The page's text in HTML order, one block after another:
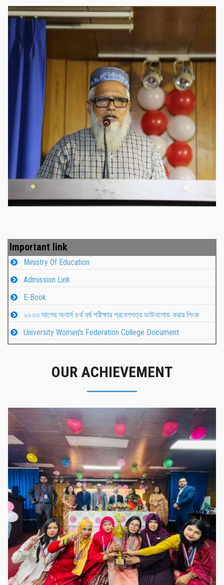
নবীনবরণ - ২০২৫
Important link
Ministry Of Education
Admission Link
E-Book
২০২৩ সালের অনার্স ৪র্থ বর্ষ পরীক্ষার প্রবেশপত্র ডাউনলোড করার লিংক
University Women's Federation College Document
OUR ACHIEVEMENT
গৌরবের মুহূর্ত
গৌরবের মুহূর্ত